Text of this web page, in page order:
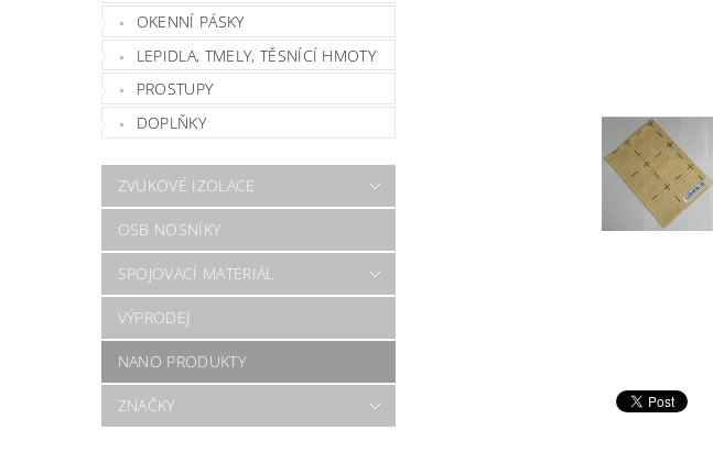
OKENNÍ PÁSKY
LEPIDLA, TMELY, TĚSNÍCÍ HMOTY
PROSTUPY
DOPLŇKY
ZVUKOVÉ IZOLACE
OSB NOSNÍKY
SPOJOVACÍ MATERIÁL
VÝPRODEJ
NANO PRODUKTY
ZNAČKY